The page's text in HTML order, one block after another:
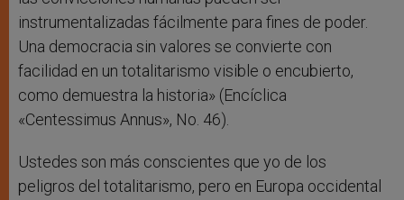
instrumentalizadas fácilmente para fines de poder.
Una democracia sin valores se convierte con
facilidad en un totalitarismo visible o encubierto,
como demuestra la historia» (Encíclica
«Centessimus Annus», No. 46).
Ustedes son más conscientes que yo de los
peligros del totalitarismo, pero en Europa occidental